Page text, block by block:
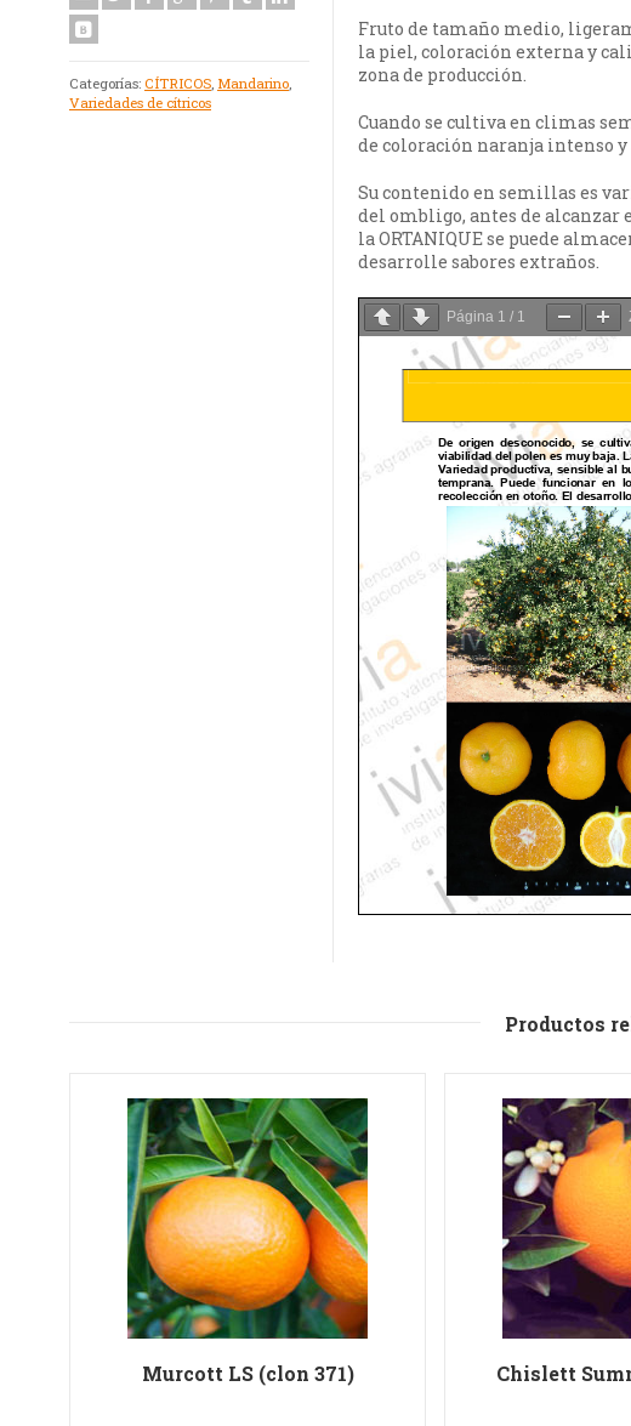
Categorías: CÍTRICOS Mandarino
Variedades de cítricos
Fruto de tamaño medio,
la piel, coloración externa y
zona de producción.
Cuando se cultiva en climas
de coloración naranja intenso y
Su contenido en semillas es
del ombligo, antes de alcanzar
la ORTANIQUE se puede
desarrolle sabores extraños.
Página 1 / 1
Productos
Murcott LS (clon 371) Chislett